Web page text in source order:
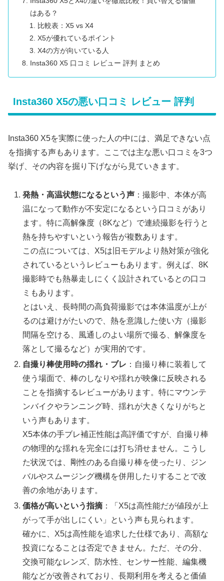
はある？
比較表：X5 vs X4
X5が優れているポイント
X4の方が向いている人
Insta360 X5 口コミ レビュー 評判 まとめ
Insta360 X5の悪い口コミ レビュー 評判
Insta360 X5を実際に使った人の中には、満足できない点
を指摘する声もあります。ここでは主な悪い口コミを3つ
挙げ、その内容を掘り下げながら見ていきます。
発熱・高温状態になるという声 ：撮影中、本体が高
温になって動作が不安定になるという口コミがあり
ます。特に高解像度（8Kなど）で連続撮影を行うと
熱を持ちやすいという報告が複数あります。
この点については、X5は旧モデルより熱対策が強化
されているというレビューもあります。例えば、8K
撮影時でも熱暴走しにくく設計されているとの口コ
ミもあります。
とはいえ、長時間の高負荷撮影では本体温度が上が
るのは避けがたいので、熱を意識した使い方（撮影
間隔を空ける、風通しのよい場所で撮る、解像度を
落として撮るなど）が実用的です。
自撮り棒使用時の揺れ・ブレ ：自撮り棒に装着して
使う場面で、棒のしなりや揺れが映像に反映される
ことを指摘するレビューがあります。特にマウンテ
ンバイクやランニング時、揺れが大きくなりがちと
いう声もあります。
X5本体の手ブレ補正性能は高評価ですが、自撮り棒
の物理的な揺れを完全には打ち消せません。こうし
た状況では、剛性のある自撮り棒を使ったり、ジン
バルやスムージング機構を併用したりすることで改
善の余地があります。
価格が高いという指摘：「X5は高性能だが値段が上
がって手が出しにくい」という声も見られます。
確かに、X5は高性能を追求した仕様であり、高額な
投資になることは否定できません。ただ、その分、
交換可能なレンズ、防水性、センサー性能、編集機
能などが改善されており、長期利用を考えると価値